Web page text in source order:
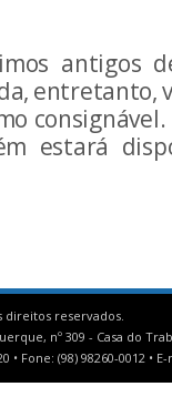
antigos
entretanto,
estará
direitos reservados.
nº 309 - Casa do
• Fone: (98) 98260-0012